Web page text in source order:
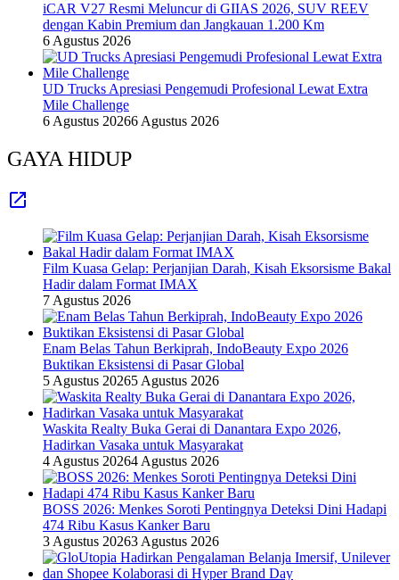
iCAR V27 Resmi Meluncur di GIIAS 2026, SUV REEV
dengan Kabin Premium dan Jangkauan 1.200 Km
6 Agustus 2026
UD Trucks Apresiasi Pengemudi Profesional Lewat Extra
Mile Challenge
6 Agustus 20266 Agustus 2026
GAYA HIDUP
Film Kuasa Gelap: Perjanjian Darah, Kisah Eksorsisme Bakal
Hadir dalam Format IMAX
7 Agustus 2026
Enam Belas Tahun Berkiprah, IndoBeauty Expo 2026
Buktikan Eksistensi di Pasar Global
5 Agustus 20265 Agustus 2026
Waskita Realty Buka Gerai di Danantara Expo 2026,
Hadirkan Vasaka untuk Masyarakat
4 Agustus 20264 Agustus 2026
BOSS 2026: Menkes Soroti Pentingnya Deteksi Dini Hadapi
474 Ribu Kasus Kanker Baru
3 Agustus 20263 Agustus 2026